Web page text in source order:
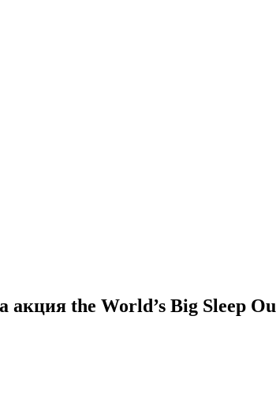
the World’s Big Sleep